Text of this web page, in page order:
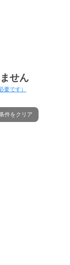
せん
です）
件をクリア